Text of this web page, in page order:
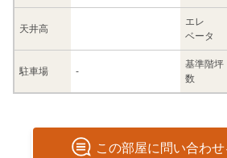
天井高
エレ
ベータ
駐車場 -
基準階坪
数
この部屋に問い合わせ